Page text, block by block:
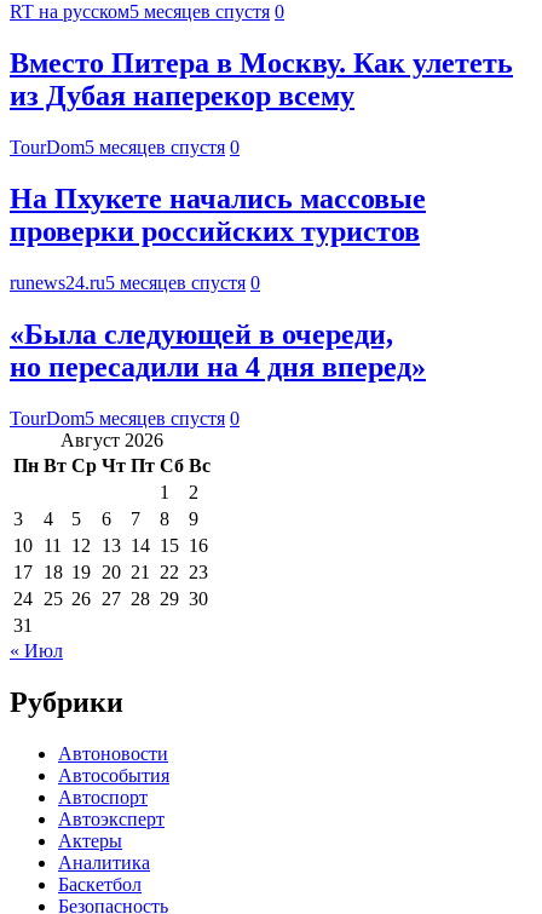
RT на русском5 месяцев спустя 0
Вместо Питера в Москву. Как улететь
из Дубая наперекор всему
TourDom5 месяцев спустя 0
На Пхукете начались массовые
проверки российских туристов
runews24.ru5 месяцев спустя 0
«Была следующей в очереди,
но пересадили на 4 дня вперед»
TourDom5 месяцев спустя 0
Август 2026
Пн Вт Ср Чт Пт Сб Вс
1
2
3
4 5 6 7 8
9
10 11 12 13 14 15 16
17 18 19 20 21 22 23
24 25 26 27 28 29 30
31
« Июл
Рубрики
Автоновости
Автособытия
Автоспорт
Автоэксперт
Актеры
Аналитика
Баскетбол
Безопасность